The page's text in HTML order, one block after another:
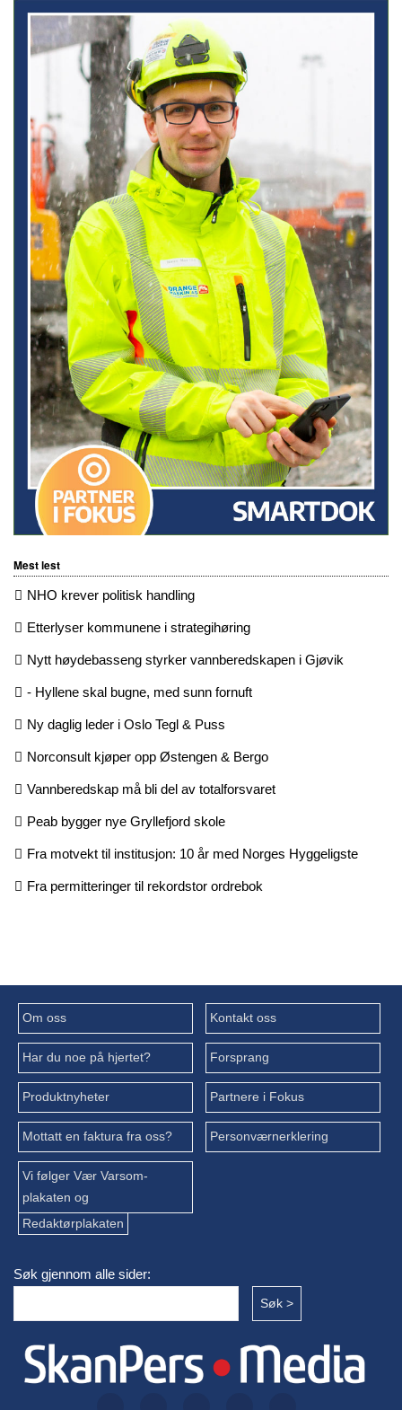
Mest lest
NHO krever politisk handling
Etterlyser kommunene i strategihøring
Nytt høydebasseng styrker vannberedskapen i Gjøvik
- Hyllene skal bugne, med sunn fornuft
Ny daglig leder i Oslo Tegl & Puss
Norconsult kjøper opp Østengen & Bergo
Vannberedskap må bli del av totalforsvaret
Peab bygger nye Gryllefjord skole
Fra motvekt til institusjon: 10 år med Norges Hyggeligste
Fra permitteringer til rekordstor ordrebok
Om oss Kontakt oss
Har du noe på hjertet? Forsprang
Produktnyheter Partnere i Fokus
Mottatt en faktura fra oss? Personværnerklering
Vi følger Vær Varsom-
plakaten og
Redaktørplakaten
Søk gjennom alle sider: